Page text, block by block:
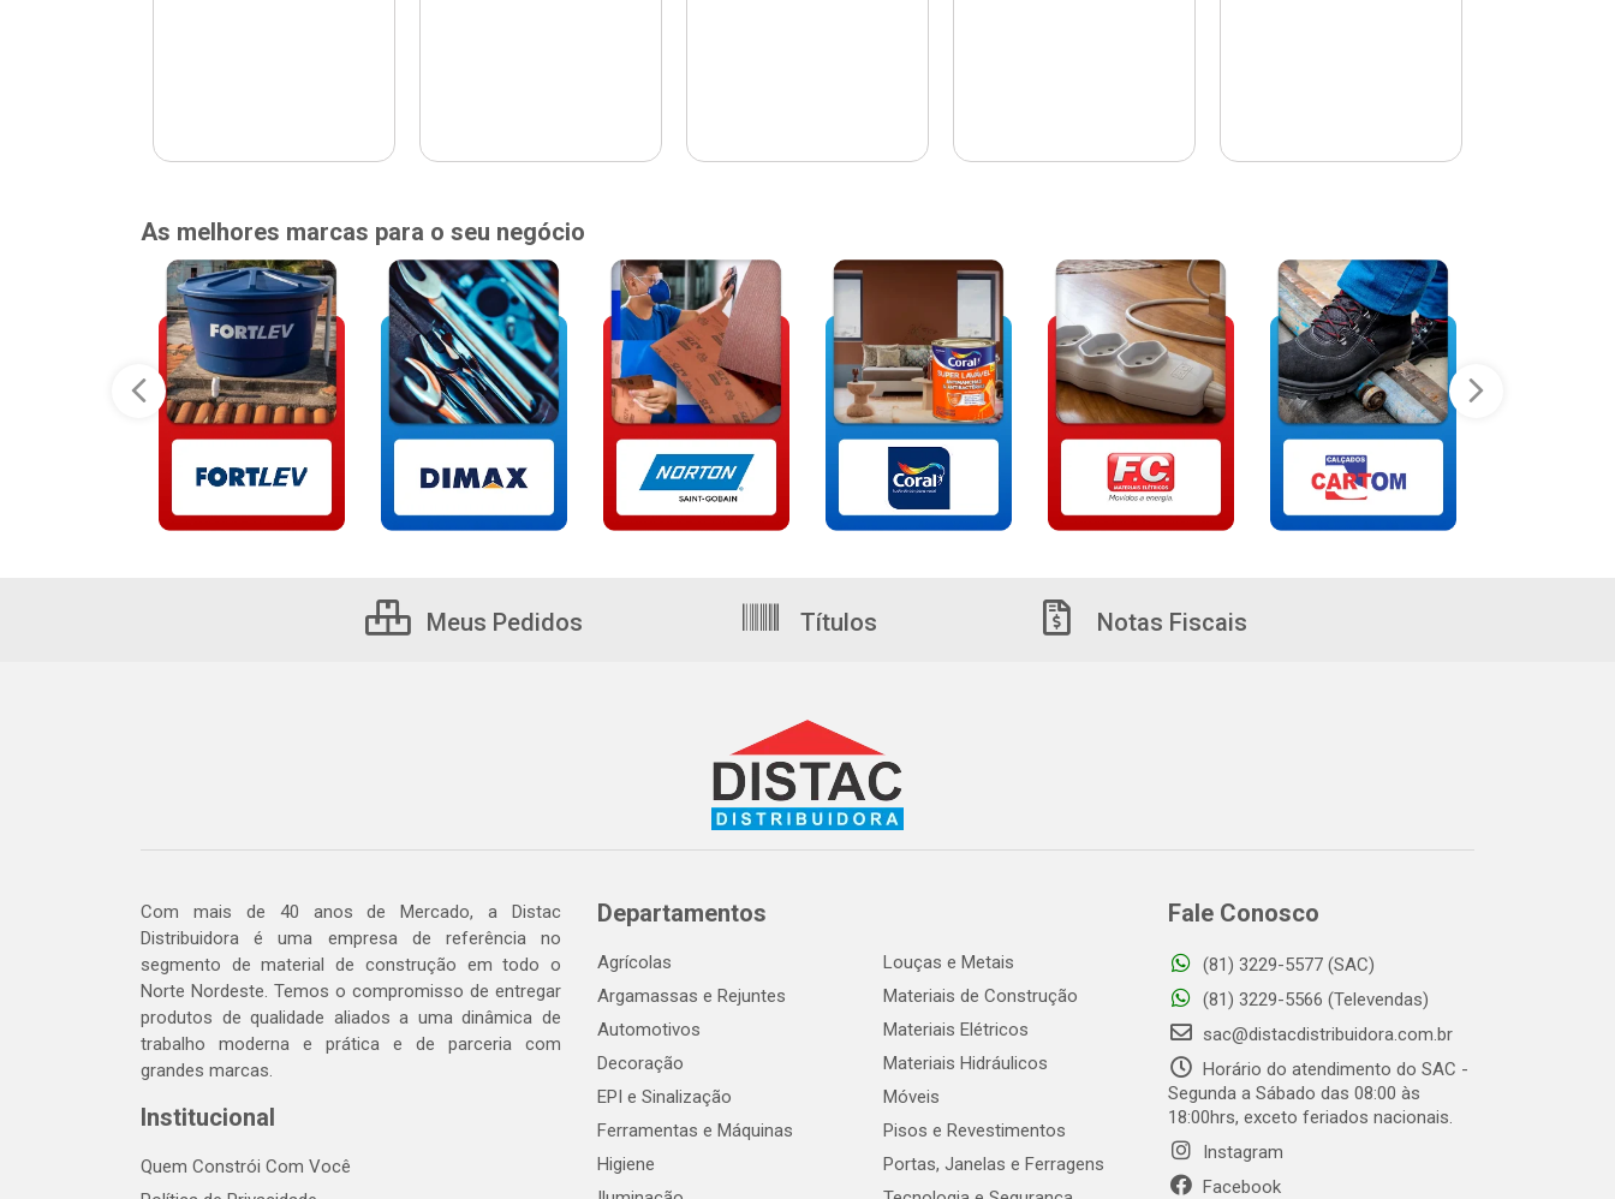
As melhores marcas para o seu negócio
Meus Pedidos Títulos Notas Fiscais
Com mais de 40 anos de Mercado, a Distac
Distribuidora é uma empresa de referência no
segmento de material de construção em todo o
Norte Nordeste. Temos o compromisso de entregar
produtos de qualidade aliados a uma dinâmica de
trabalho moderna e prática e de parceria com
grandes marcas.
Institucional
Quem Constrói Com Você
Departamentos
Agrícolas
Argamassas e Rejuntes
Automotivos
Decoração
EPI e Sinalização
Ferramentas e Máquinas
Higiene
Louças e Metais
Materiais de Construção
Materiais Elétricos
Materiais Hidráulicos
Móveis
Pisos e Revestimentos
Portas, Janelas e Ferragens
Fale Conosco
(81) 3229-5577 (SAC)
(81) 3229-5566 (Televendas)
sac@distacdistribuidora.com.br
Horário do atendimento do SAC -
Segunda a Sábado das 08:00 às
18:00hrs, exceto feriados nacionais.
Instagram
Facebook